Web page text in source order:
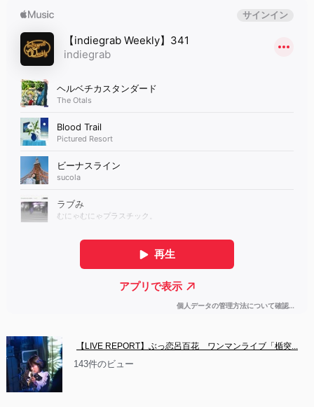
【LIVE REPORT】ぶっ恋呂百花　ワンマンライブ「楯突...
143件のビュー